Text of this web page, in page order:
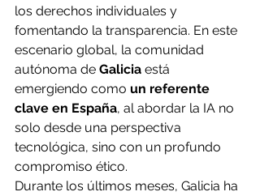
los derechos individuales y
fomentando la transparencia. En este
escenario global, la comunidad
autónoma de Galicia está
emergiendo como un referente
clave en España, al abordar la IA no
solo desde una perspectiva
tecnológica, sino con un profundo
compromiso ético.
Durante los últimos meses, Galicia ha